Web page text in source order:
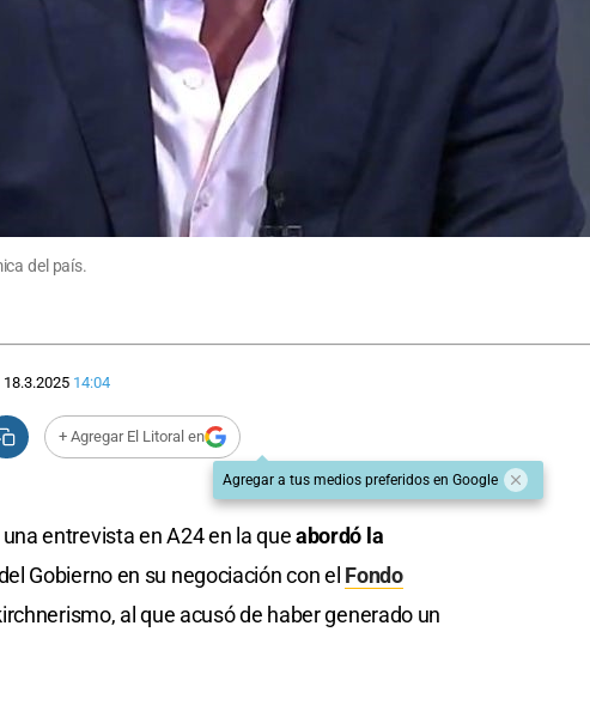
del país.
14:04
+ Agregar El Litoral en
Agregar a tus medios preferidos en Google
entrevista en A24 en la queabordó la
Gobierno en su negociación con el Fondo
al que acusó de haber generado un